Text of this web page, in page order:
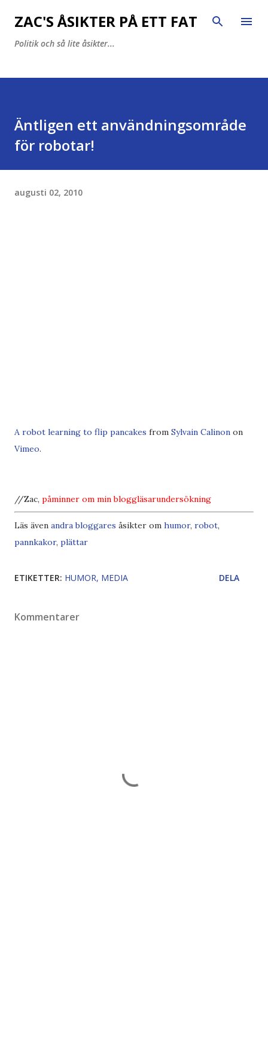
Fortsätt till huvudinnehåll
ZAC'S ÅSIKTER PÅ ETT FAT
Politik och så lite åsikter...
Äntligen ett användningsområde
för robotar!
augusti 02, 2010
A robot learning to flip pancakes from Sylvain Calinon on
Vimeo.
//Zac, påminner om minbloggläsarundersökning
Läs även andra bloggares åsikter om humor, robot,
pannkakor, plättar
ETIKETTER: HUMOR MEDIA DELA
Kommentarer